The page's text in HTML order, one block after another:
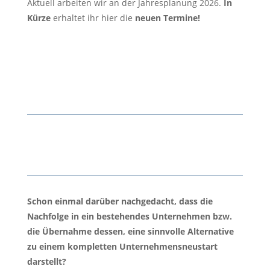
Aktuell arbeiten wir an der Jahresplanung 2026. In
Kürzeerhaltet ihr hier die neuen Termine!B
Schon einmal darüber nachgedacht, dass die
Nachfolge in ein bestehendes Unternehmen bzw.
die Übernahme dessen, eine sinnvolle Alternative
zu einem kompletten Unternehmensneustart
darstellt?